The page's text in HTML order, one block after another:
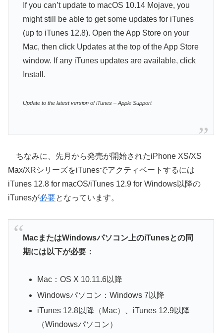
If you can’t update to macOS 10.14 Mojave, you
might still be able to get some updates for iTunes
(up to iTunes 12.8). Open the App Store on your
Mac, then click Updates at the top of the App Store
window. If any iTunes updates are available, click
Install.
Update to the latest version of iTunes – Apple Support
ちなみに、先月から発売が開始されたiPhone XS/XS
Max/XRシリーズをiTunesでアクティベートするには
iTunes 12.8 for macOS/iTunes 12.9 for Windows以降の
iTunesが必要となっています。
MacまたはWindowsパソコン上のiTunesとの同
期には以下が必要：
Mac：OS X 10.11.6以降
Windowsパソコン：Windows 7以降
iTunes 12.8以降（Mac）、iTunes 12.9以降
（Windowsパソコン）